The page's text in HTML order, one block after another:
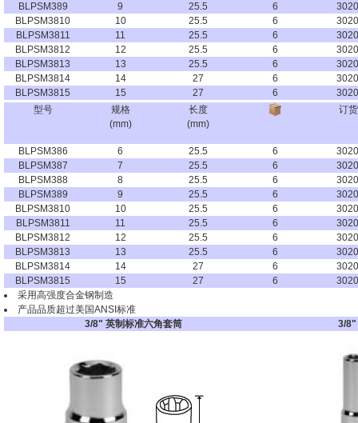
BLPSM389
9 25.5 6
BLPSM3810
10 25.5 6
BLPSM3811
11 25.5 6
BLPSM3812
12 25.5 6
BLPSM3813
13 25.5 6
BLPSM3814
14 27 6
BLPSM3815
15 27 6
型号
规格
(mm)
长度
(mm)
订
BLPSM386 6 25.5 6
BLPSM387
7 25.5 6
BLPSM388
8 25.5 6
BLPSM389
9 25.5 6
BLPSM3810
10 25.5 6
BLPSM3811
11 25.5 6
BLPSM3812
12 25.5 6
BLPSM3813
13 25.5 6
BLPSM3814
14 27 6
BLPSM3815
15 27 6
采用高强度合金钢制造
产品品质超过美国ANSI标准
3/8" 英制标准六角套筒
3/8"